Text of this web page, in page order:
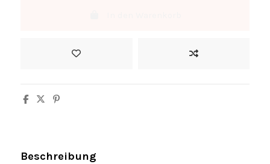
Beschreibung